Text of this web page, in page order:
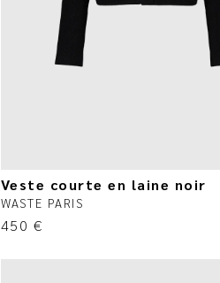
Veste courte en laine noir
WASTE PARIS
450 €